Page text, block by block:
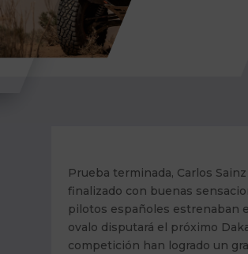
Prueba terminada, Carlos
finalizado con buenas
pilotos españoles estrenaban
ovalo disputará el próximo
competición han logrado un